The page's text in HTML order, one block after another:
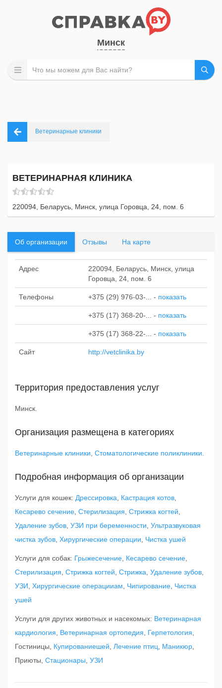
Минск
Ветеринарные клиники
ВЕТЕРИНАРНАЯ КЛИНИКА
220094, Беларусь, Минск, улица Горовца, 24, пом. 6
Об организации Отзывы На карте
Адрес
220094, Беларусь, Минск, улица
Горовца, 24, пом. 6
Телефоны +375 (29) 976-03-... - показать
+375 (17) 368-20-... - показать
+375 (17) 368-22-... - показать
Сайт http://vetclinika.by
Территория предоставления услуг
Минск.
Организация размещена в категориях
Ветеринарные клиники Стоматологические поликлиники
Подробная информация об организации
Услуги для кошек: Дрессировка Кастрация котов
Кесарево сечение Стерилизация Стрижка когтей
Удаление зубов УЗИ при беременности Ультразвуковая
чистка зубов Хирургические операции Чистка ушей
Услуги для собак: Грыжесечение Кесарево сечение
Стерилизация Стрижка когтей Стрижка Удаление зубов
УЗИ Хирургические операцииам Чипирование Чистка
ушей
Услуги для других животных и насекомых: Ветеринарная
кардиология
Ветеринарная ортопедия Герпетология
Гостиницы, Купированиешей Лечение птиц Маникюр
Приюты, Стационары УЗИ